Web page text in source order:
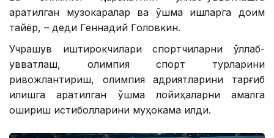
қаратилган музокаралар ва қўшма ишларга доим
тайёр, – деди Геннадий Головкин.
Учрашув иштирокчилари спортчиларни қўллаб-
қувватлаш, олимпия спорт турларини
ривожлантириш, олимпия қадриятларини тарғиб
қилишга қаратилган қўшма лойиҳаларни амалга
ошириш истиқболларини муҳокама қилди.